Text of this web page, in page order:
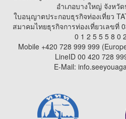
อำเภอบางใหญ่ จังหวั
ใบอนุญาตประกอบธุรกิจท่องเที่ยว
สมาคมไทยธุรกิจการท่องเที่ยวเลขที่
0 1 2 5 5 5 8 0
Mobile +420 728 999 999
LineID 00 420 728
E-Mail: